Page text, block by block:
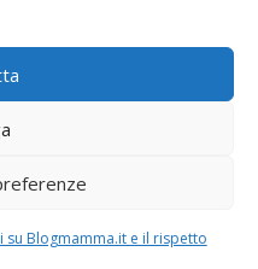
su Blogmamma.it e il rispetto
gravidanza